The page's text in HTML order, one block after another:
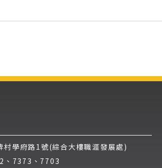
學府路1號(綜合大樓職涯發展處)
、7373、7703